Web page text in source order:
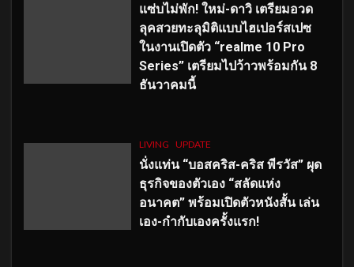
แซ่บไม่พัก! ใหม่-ดาวิ เตรียมอวด
ลุคสวยทะลุมิติแบบไฮเปอร์สเปซ
ในงานเปิดตัว “realme 10 Pro
Series” เตรียมไปว้าวพร้อมกัน 8
ธันวาคมนี้
LIVING UPDATE
นั่งแท่น “บอสคริส-คริส พีรวัส” ผุด
ธุรกิจของตัวเอง “สลัดแห่ง
อนาคต” พร้อมเปิดตัวหนังสั้น เล่น
เอง-กำกับเองครั้งแรก!